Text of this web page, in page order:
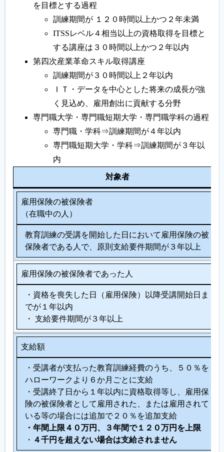
を目標とする過程
訓練期間が １２０時間以上かつ２年未満
ITSSレベル４相当以上の資格取得を目標と
する講座は３０時間以上かつ２年以内
第四次産業革命スキル取得講座
訓練期間が３０時間以上２年以内
ＩＴ・データを中心とした将来の成長が強
く見込め、雇用創出に貢献する分野
専門職大学・専門職短期大学・専門職学科の過程
専門職・学科⇒訓練期間が４年以内
専門職短期大学・学科⇒訓練期間が３年以
内
対象者
雇用保険の被保険者
（在職中の人）
教育訓練の受講を開始した日において雇用保険の被
保険者である人で、原則支給要件期間が３年以上
雇用保険の被保険者であった人
・資格を喪失した日（雇用保険）以降受講開始日ま
でが１年以内
・ 支給要件期間が３年以上
支給額
・受講者が支払った教育訓練経費のうち、５０％を
ハローワークより６か月ごとに支給
・受講終了日から１年以内に資格取得等し、雇用保
険の被保険者として雇用された、または雇用されて
いる等の場合には追加で２０％を追加支給
・年間上限４０万円、３年間で１２０万円を上限
・ ４千円を超えない場合は支給されません